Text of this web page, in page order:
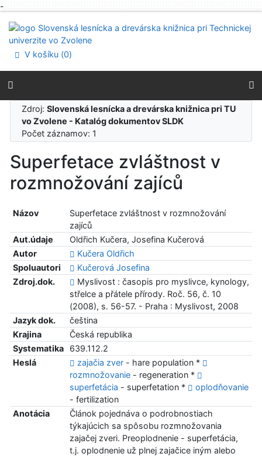
-
Prejsť na menu
Prehlásenie o webovej prístupnosti
V košíku (0)
Zdroj:Slovenská lesnícka a drevárska knižnica pri TU
vo Zvolene - Katalóg dokumentov SLDK
Počet záznamov: 1
Superfetace zvláštnost v
rozmnožování zajíců
Názov
Superfetace zvláštnost v rozmnožování
zajíců
Aut.údaje
Oldřich Kučera, Josefina Kučerová
Autor
Kučera Oldřich
Spoluautori
Kučerová Josefina
Zdroj.dok.
Myslivost : časopis pro myslivce, kynology,
střelce a přátele přírody. Roč. 56, č. 10
(2008), s. 56-57. - Praha : Myslivost, 2008
Jazyk dok.
čeština
Krajina
Česká republika
Systematika
639.112.2
Heslá
zajačia zver- hare population *
rozmnožovanie- regeneration *
superfetácia - superfetation *
oplodňovanie
- fertilization
Anotácia
Článok pojednáva o podrobnostiach
týkajúcich sa spôsobu rozmnožovania
zajačej zveri. Preoplodnenie - superfetácia,
t.j. oplodnenie už plnej zajačice iným alebo